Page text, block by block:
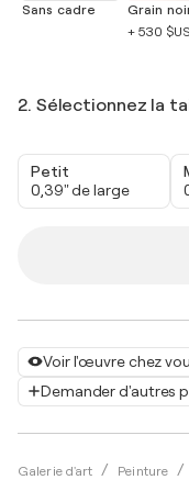
Voir l'œuvre chez
Demander d'autres
Galerie d'art Peinture
Sans cadre
Grain
+ 530 $US
2. Sélectionnez la
Petit
0,39" de large